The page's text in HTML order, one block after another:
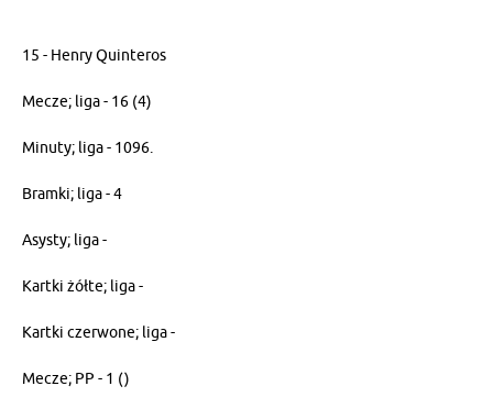
15 - Henry Quinteros
Mecze; liga - 16 (4)
Minuty; liga - 1096.
Bramki; liga - 4
Asysty; liga -
Kartki żółte; liga -
Kartki czerwone; liga -
Mecze; PP - 1 ()